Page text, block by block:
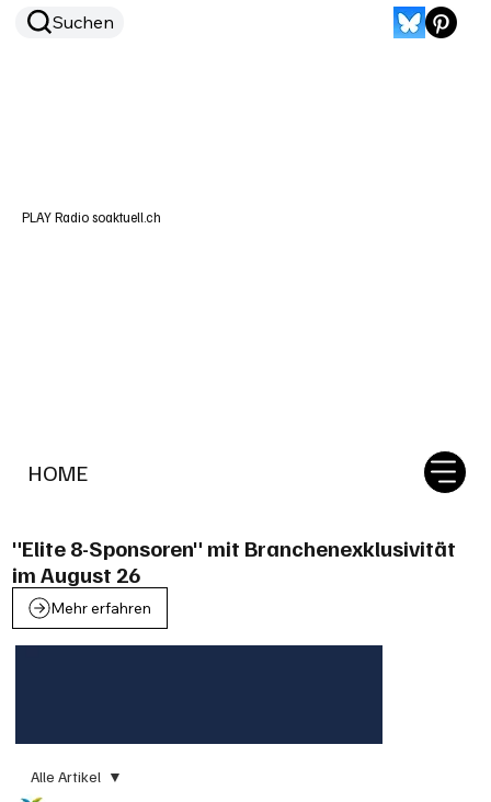
HOME
Suchen
PLAY Radio soaktuell.ch
"Elite 8-Sponsoren" mit Branchenexklusivität
im August 26
Mehr erfahren
Alle Artikel